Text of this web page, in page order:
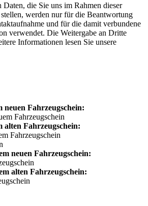
Daten, die Sie uns im Rahmen dieser
werden nur für die Beantwortung
und für die damit verbundene
verwendet. Die Weitergabe an Dritte
Informationen lesen Sie unsere
neuen Fahrzeugschein:
alten Fahrzeugschein:
neuen Fahrzeugschein:
alten Fahrzeugschein: